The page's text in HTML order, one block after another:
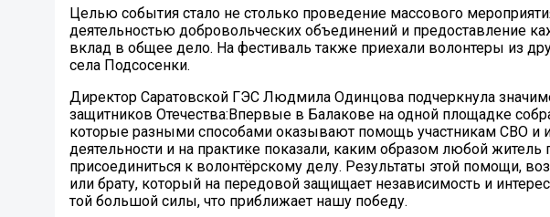
Целью события стало не столько проведение массового
деятельностью добровольческих объединений и
вклад в общее дело. На фестиваль также приехали волонтеры из
села Подсосенки.
Директор Саратовской ГЭС Людмила Одинцова подчеркнула
защитников Отечества:Впервые в Балакове на одной площадке
которые разными способами оказывают помощь участникам СВО и
деятельности и на практике показали, каким образом любой
присоединиться к волонтёрскому делу. Результаты этой помощи,
или брату, который на передовой защищает независимость и
той большой силы, что приближает нашу победу.